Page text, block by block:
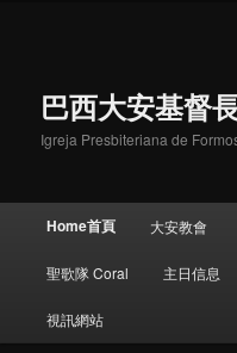
principal巴西大安基督
Igreja Presbiteriana de
Home首頁 大安教會
聖歌隊 Coral 主日信息
視訊網站